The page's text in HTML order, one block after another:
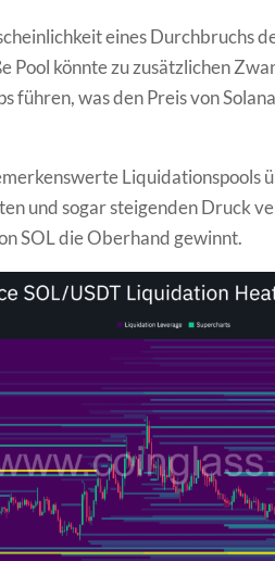
eines Durchbruchs
Pool könnte zu zusätzlichen
führen, was den Preis von
Liquidationspools
und sogar steigenden Druck
SOL die Oberhand gewinnt.